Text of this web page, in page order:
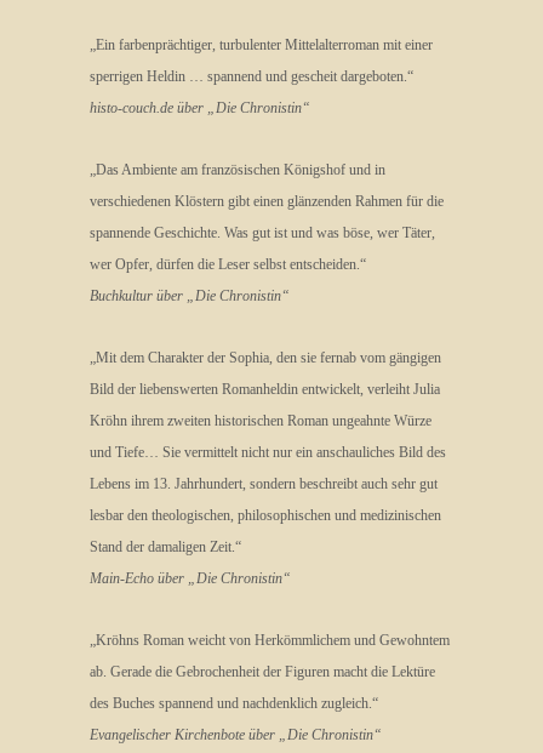
„Ein farbenprächtiger, turbulenter Mittelalterroman mit einer
sperrigen Heldin … spannend und gescheit dargeboten.“
histo-couch.de über „Die Chronistin“
„Das Ambiente am französischen Königshof und in
verschiedenen Klöstern gibt einen glänzenden Rahmen für die
spannende Geschichte. Was gut ist und was böse, wer Täter,
wer Opfer, dürfen die Leser selbst entscheiden.“
Buchkultur über „Die Chronistin“
„Mit dem Charakter der Sophia, den sie fernab vom gängigen
Bild der liebenswerten Romanheldin entwickelt, verleiht Julia
Kröhn ihrem zweiten historischen Roman ungeahnte Würze
und Tiefe… Sie vermittelt nicht nur ein anschauliches Bild des
Lebens im 13. Jahrhundert, sondern beschreibt auch sehr gut
lesbar den theologischen, philosophischen und medizinischen
Stand der damaligen Zeit.“
Main-Echo über „Die Chronistin“
„Kröhns Roman weicht von Herkömmlichem und Gewohntem
ab. Gerade die Gebrochenheit der Figuren macht die Lektüre
des Buches spannend und nachdenklich zugleich.“
Evangelischer Kirchenbote über „Die Chronistin“